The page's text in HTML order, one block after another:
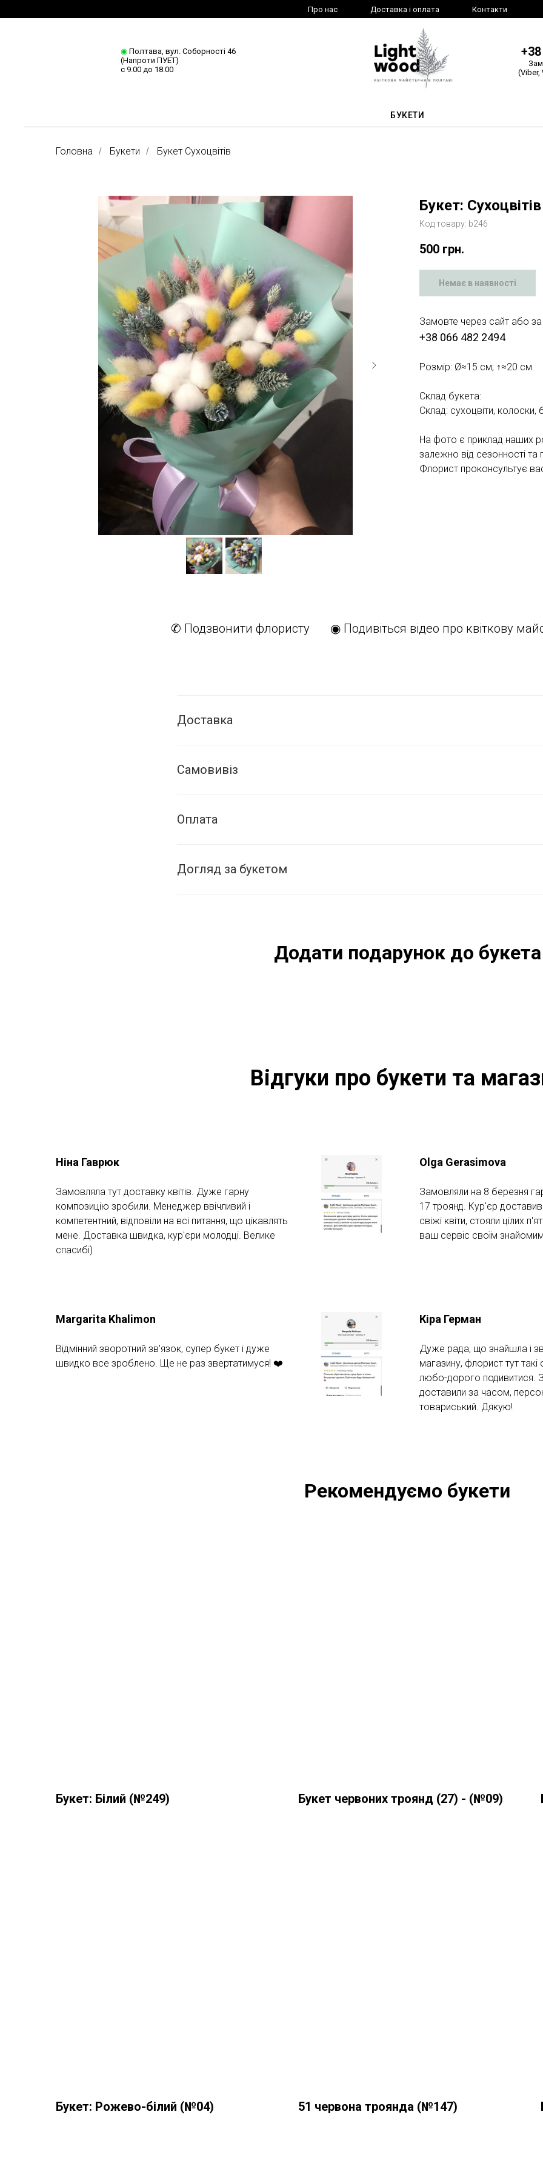
Про нас Доставка і оплата Контакти
◉Полтава, вул. Соборності 46
(Напроти ПУЕТ)
с 9.00 до 18.00
(Viber,
БУКЕТИ
Головна / Букети / Букет Сухоцвітів
Букет:
Код товару: b246
500 грн.
Немає в наявності
Замовте через сайт або
+38 066 482 2494
Розмір: Ø≈15 см; ↑≈20 см
Склад букета:
Склад: сухоцвіти, колоски,
На фото є приклад наших
залежно від сезонності
Флорист проконсультує
✆ Подзвонити флористу ◉ Подивіться відео про квіткову
Доставка
Самовивіз
Оплата
Догляд за букетом
Додати подарунок до букета
Відгуки про букети та
Ніна Гаврюк
Замовляла тут доставку квітів. Дуже гарну
композицію зробили. Менеджер ввічливий і
компетентний, відповіли на всі питання, що цікавлять
мене. Доставка швидка, кур'єри молодці. Велике
спасибі)
Olga Gerasimova
Замовляли на 8 березня
17 троянд. Кур'єр
свіжі квіти, стояли цілих
ваш сервіс своїм
Margarita Khalimon
Відмінний зворотний зв'язок, супер букет і дуже
швидко все зроблено. Ще не раз звертатимуся! ❤️
Кіра Герман
Дуже рада, що знайшла і
магазину, флорист тут
любо-дорого подивитися.
доставили за часом,
товариський. Дякую!
Рекомендуємо букети
Букет: Білий (№249) Букет червоних троянд (27) - (№09)
Букет: Рожево-білий (№04) 51 червона троянда (№147)